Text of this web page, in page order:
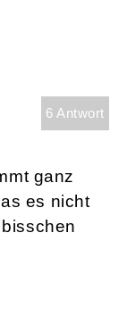
6 Antwort
ganz
es nicht